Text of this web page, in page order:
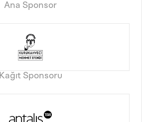
Ana Sponsor
Kağıt Sponsoru